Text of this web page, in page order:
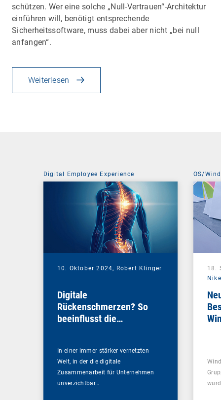
schützen. Wer eine solche „Null-Vertrauen“-Architektur
einführen will, benötigt entsprechende
Sicherheitssoftware, muss dabei aber nicht „bei null
anfangen“.
Weiterlesen
Digital Employee Experience
10. Oktober 2024, Robert Klinger
Digitale
Rückenschmerzen? So
beeinflusst die
In einer immer stärker vernetzten
Welt, in der die digitale
Zusammenarbeit für Unternehmen
unverzichtbar…
OS/
18.